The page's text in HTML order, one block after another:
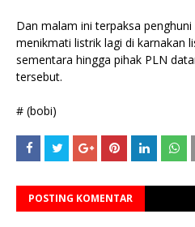
Dan malam ini terpaksa
menikmati listrik lagi di karnakan
sementara hingga pihak PLN
tersebut.
# (bobi)
POSTING KOMENTAR